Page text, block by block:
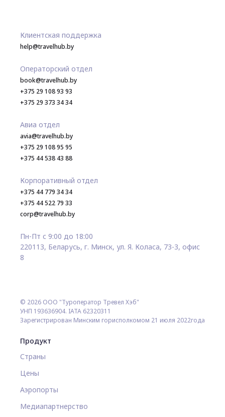
Клиентская поддержка
help@travelhub.by
Операторский отдел
book@travelhub.by
+375 29 108 93 93
+375 29 373 34 34
Авиа отдел
avia@travelhub.by
+375 29 108 95 95
+375 44 538 43 88
Корпоративный отдел
+375 44 779 34 34
+375 44 522 79 33
corp@travelhub.by
Пн-Пт с 9:00 до 18:00
220113, Беларусь, г. Минск, ул. Я. Коласа, 73-3, офис
8
© 2026 ООО "Туроператор Тревел Хэб"
УНП 193636904. IATA 62320311
Зарегистрирован Минским горисполкомом 21 июля 2022года
Продукт
Страны
Цены
Аэропорты
Медиапартнерство